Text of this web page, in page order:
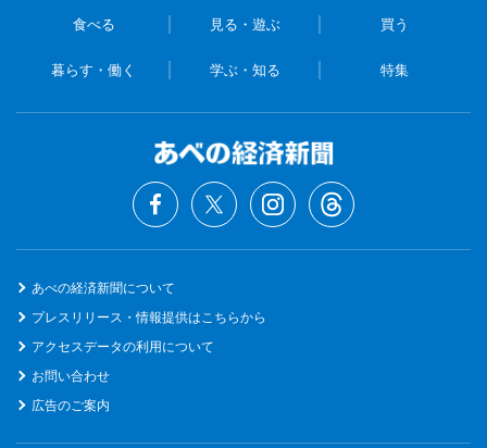
食べる 見る・遊ぶ 買う
暮らす・働く 学ぶ・知る 特集
あべの経済新聞について
プレスリリース・情報提供はこちらから
アクセスデータの利用について
お問い合わせ
広告のご案内